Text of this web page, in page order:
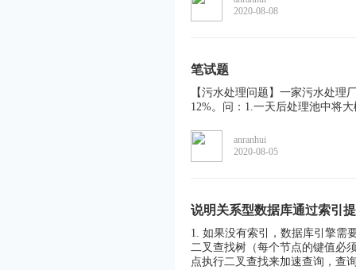
2020-08-08
笔试题
【污水处理问题】一家污水处
12%。问：1.一天后处理池中将
anranhui
2020-08-05
说明关系型数据库通过索引
1. 如果没有索引，数据库引擎需
二叉查找树（每个节点的键值必
点执行二叉查找来加速查询，查